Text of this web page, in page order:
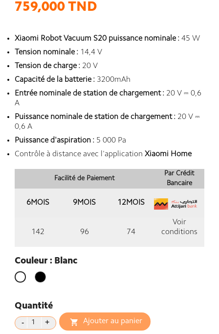
759,000 TND
Xiaomi Robot Vacuum S20 puissance nominale : 45 W
Tension nominale : 14,4 V
Tension de charge : 20 V
Capacité de la batterie : 3200mAh
Entrée nominale de station de chargement : 20 V ⎓ 0,6
A
Puissance nominale de station de chargement : 20 V ⎓
0,6 A
Puissance d'aspiration : 5 000 Pa
Contrôle à distance avec l'application Xiaomi Home
Facilité de Paiement
Par Crédit
Bancaire
6MOIS 9MOIS 12MOIS
142 96 74
Voir
conditions
Couleur : Blanc
Blanc Noir
Quantité
 Ajouter au panier